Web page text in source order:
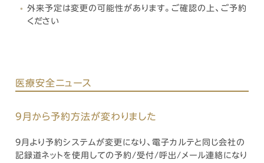
外来予定は変更の可能性があります。ご確認の上、ご予約
ください
医療安全ニュース
9月から予約方法が変わりました
9月より予約システムが変更になり、電子カルテと同じ会社の
記録道ネットを使用しての予約/受付/呼出/メール連絡になり